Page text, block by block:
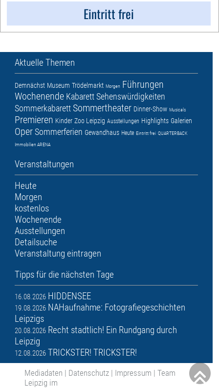
Eintritt frei
Aktuelle Themen
Demnächst Museum Trödelmarkt Morgen Führungen
Wochenende KabarettSehenswürdigkeiten
Sommerkabarett Sommertheater Dinner-Show Musicals
Premieren Kinder Zoo Leipzig Ausstellungen Highlights Galerien
OperSommerferien Gewandhaus Heute Eintritt frei QUARTERBACK
Immobilien ARENA
Veranstaltungen
Heute
Morgen
kostenlos
Wochenende
Ausstellungen
Detailsuche
Veranstaltung eintragen
Tipps für die nächsten Tage
16.08.2026 HIDDENSEE
19.08.2026 NAHaufnahme: Fotografiegeschichten
Leipzigs
20.08.2026 Recht stadtlich! Ein Rundgang durch
Leipzig
12.08.2026 TRICKSTER! TRICKSTER!
Mediadaten | Datenschutz | Impressum | Team
Leipzig im